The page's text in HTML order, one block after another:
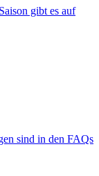
gibt es auf
sind in den FAQs